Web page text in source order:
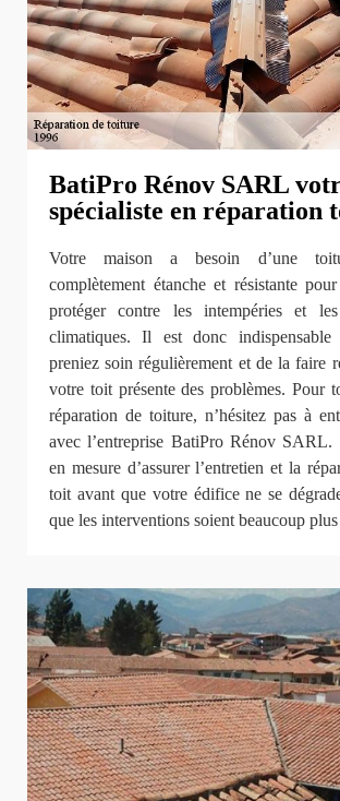
BatiPro Rénov SARL
spécialiste en réparation
Votre maison a besoin d’une
complètement étanche et résistante
protéger contre les intempéries et les
climatiques. Il est donc
preniez soin régulièrement et de la faire
votre toit présente des problèmes. Pour
réparation de toiture, n’hésitez pas à
avec l’entreprise BatiPro Rénov SARL.
en mesure d’assurer l’entretien et la
toit avant que votre édifice ne se
que les interventions soient beaucoup plus